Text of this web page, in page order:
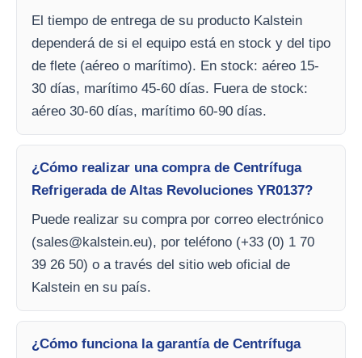
El tiempo de entrega de su producto Kalstein
dependerá de si el equipo está en stock y del tipo
de flete (aéreo o marítimo). En stock: aéreo 15-
30 días, marítimo 45-60 días. Fuera de stock:
aéreo 30-60 días, marítimo 60-90 días.
¿Cómo realizar una compra de Centrífuga
Refrigerada de Altas Revoluciones YR0137?
Puede realizar su compra por correo electrónico
(sales@kalstein.eu), por teléfono (+33 (0) 1 70
39 26 50) o a través del sitio web oficial de
Kalstein en su país.
¿Cómo funciona la garantía de Centrífuga